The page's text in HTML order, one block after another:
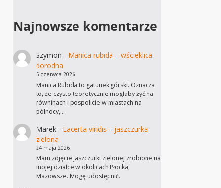
Najnowsze komentarze
Szymon - Manica rubida – wścieklica
dorodna
6 czerwca 2026
Manica Rubida to gatunek górski. Oznacza
to, że czysto teoretycznie mogłaby żyć na
równinach i pospolicie w miastach na
północy,…
Marek- Lacerta viridis – jaszczurka
zielona
24 maja 2026
Mam zdjęcie jaszczurki zielonej zrobione na
mojej działce w okolicach Płocka,
Mazowsze. Mogę udostępnić.